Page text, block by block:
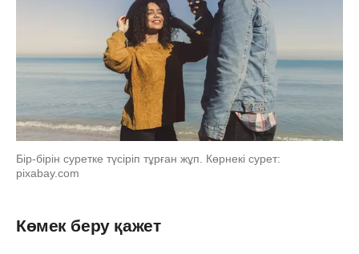
Бір-бірін суретке түсіріп тұрған жұп. Көрнекі сурет:
pixabay.com
Көмек беру қажет